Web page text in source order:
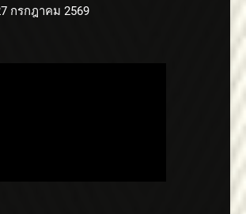
กรกฎาคม 2569